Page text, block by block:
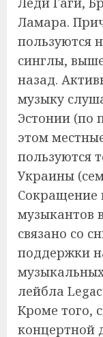
Ламара.
пользуются
синглы,
назад.
музыку
Эстонии (по
этом
пользуются
Украины
Сокращение
музыкантов
связано со
поддержки
лейбла
Кроме того,
концертной